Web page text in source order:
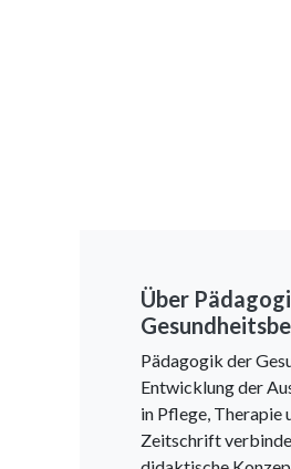
Über
Pädagogik der
Entwicklung der
in Pflege, Therapie
Zeitschrift